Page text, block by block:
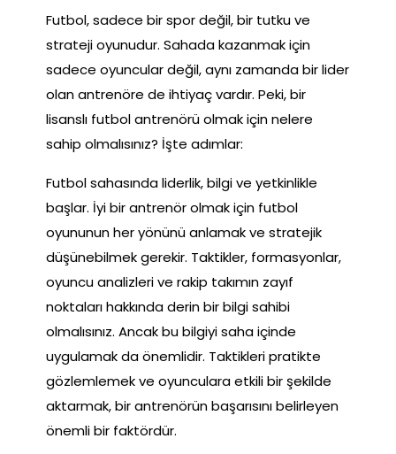
Futbol, sadece bir spor değil, bir tutku ve
strateji oyunudur. Sahada kazanmak için
sadece oyuncular değil, aynı zamanda bir lider
olan antrenöre de ihtiyaç vardır. Peki, bir
lisanslı futbol antrenörü olmak için nelere
sahip olmalısınız? İşte adımlar:
Futbol sahasında liderlik, bilgi ve yetkinlikle
başlar. İyi bir antrenör olmak için futbol
oyununun her yönünü anlamak ve stratejik
düşünebilmek gerekir. Taktikler, formasyonlar,
oyuncu analizleri ve rakip takımın zayıf
noktaları hakkında derin bir bilgi sahibi
olmalısınız. Ancak bu bilgiyi saha içinde
uygulamak da önemlidir. Taktikleri pratikte
gözlemlemek ve oyunculara etkili bir şekilde
aktarmak, bir antrenörün başarısını belirleyen
önemli bir faktördür.